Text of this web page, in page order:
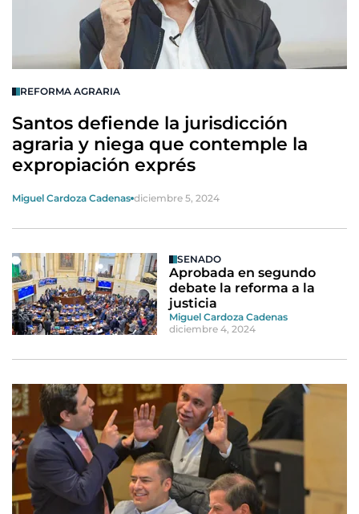
REFORMA AGRARIA
Santos defiende la jurisdicción
agraria y niega que contemple la
expropiación exprés
Miguel Cardoza Cadenas diciembre 5, 2024
SENADO
Aprobada en segundo
debate la reforma a la
justicia
Miguel Cardoza Cadenas
diciembre 4, 2024